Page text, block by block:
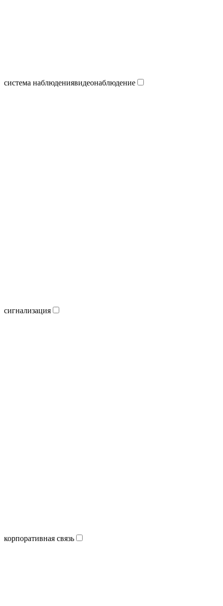
система наблюдениявидеонаблюдение
сигнализация
корпоративная связь